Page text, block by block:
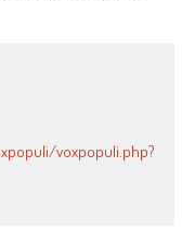
voxpopuli.php?